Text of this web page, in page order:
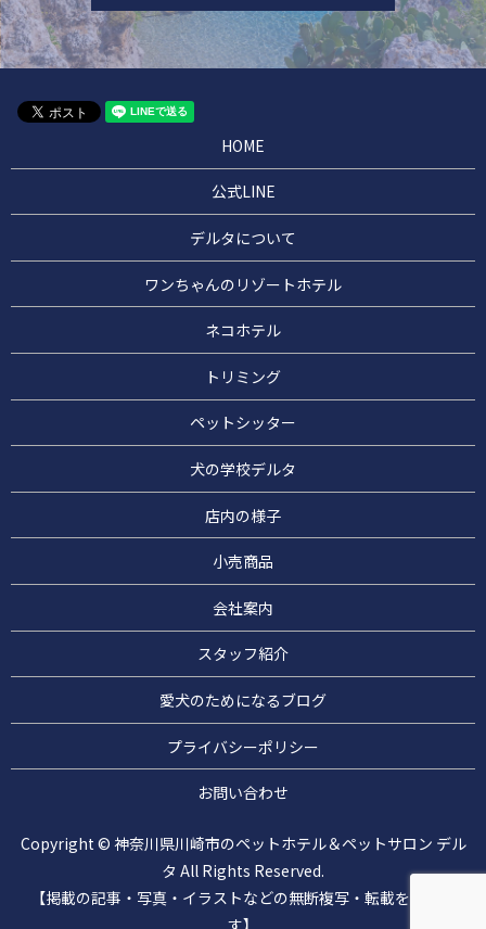
HOME
公式LINE
デルタについて
ワンちゃんのリゾートホテル
ネコホテル
トリミング
ペットシッター
犬の学校デルタ
店内の様子
小売商品
会社案内
スタッフ紹介
愛犬のためになるブログ
プライバシーポリシー
お問い合わせ
Copyright © 神奈川県川崎市のペットホテル＆ペットサロン デル
タ All Rights Reserved.
【掲載の記事・写真・イラストなどの無断複写・転載を禁じま
す】